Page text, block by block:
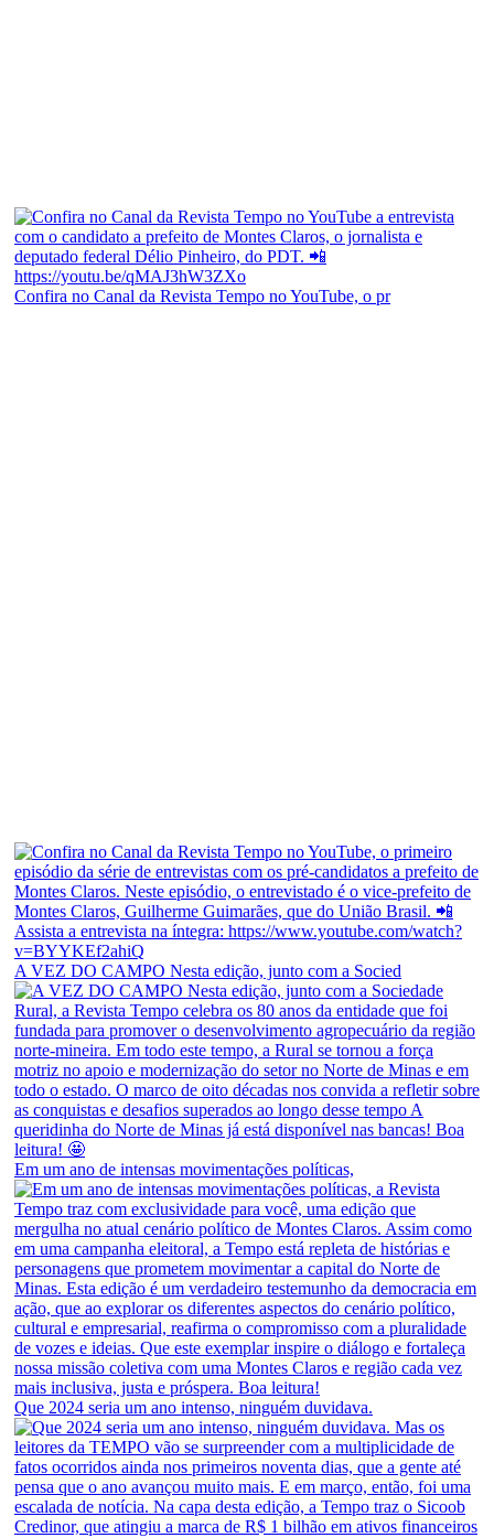
Confira no Canal da Revista Tempo no YouTube, o pr
A VEZ DO CAMPO Nesta edição, junto com a Socied
Em um ano de intensas movimentações políticas,
Que 2024 seria um ano intenso, ninguém duvidava.